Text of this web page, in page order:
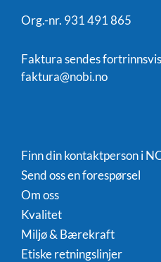
Org.-nr. 931 491 865
Faktura sendes
faktura@nobi.no
Finn din kontaktperson i
Send oss en forespørsel
Om oss
Kvalitet
Miljø & Bærekraft
Etiske retningslinjer